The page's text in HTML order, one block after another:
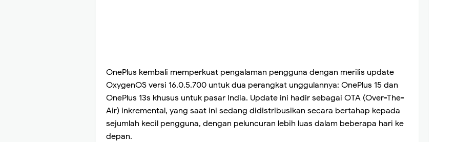
OnePlus kembali memperkuat pengalaman pengguna dengan merilis update
OxygenOS versi 16.0.5.700 untuk dua perangkat unggulannya: OnePlus 15 dan
OnePlus 13s khusus untuk pasar India. Update ini hadir sebagai OTA (Over-The-
Air) inkremental, yang saat ini sedang didistribusikan secara bertahap kepada
sejumlah kecil pengguna, dengan peluncuran lebih luas dalam beberapa hari ke
depan.